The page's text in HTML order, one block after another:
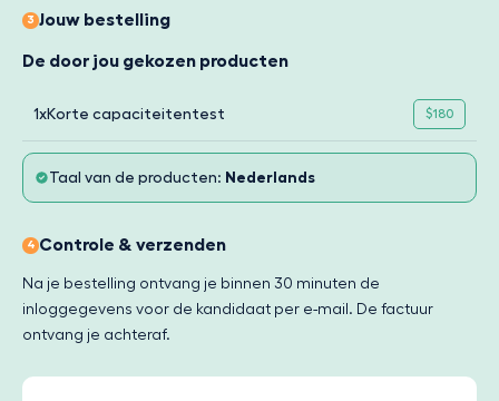
3 Jouw bestelling
De door jou gekozen producten
1xKorte capaciteitentest $180
Taal van de producten: Nederlands
4 Controle & verzenden
Na je bestelling ontvang je binnen 30 minuten de
inloggegevens voor de kandidaat per e-mail. De factuur
ontvang je achteraf.